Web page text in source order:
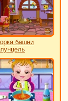
башни